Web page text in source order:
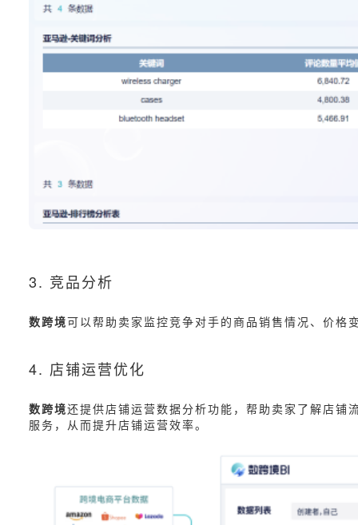
3. 竞品分析
数跨境可以帮助卖家监控竞争对手的商品销售情况、价格
4. 店铺运营优化
数跨境还提供店铺运营数据分析功能，帮助卖家了解店铺
服务，从而提升店铺运营效率。